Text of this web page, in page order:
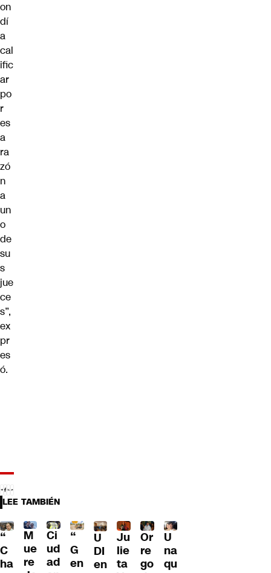
on
dí
a
cal
ific
ar
po
r
es
a
ra
zó
n
a
un
o
de
su
s
jue
ce
s”,
ex
pr
es
ó.
LEE TAMBIÉN
“
C
ha
M
ue
re
Ci
ud
ad
“
G
en
U
DI
en
Ju
lie
ta
Or
re
go
U
na
qu